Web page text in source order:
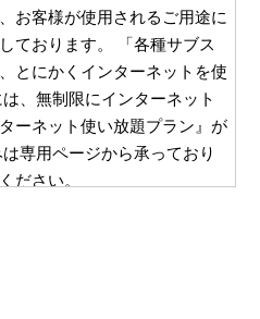
お客様が使用されるご用途に
ております。 「各種サブス
とにかくインターネットを使
、無制限にインターネット
ーネット使い放題プラン』が
専用ページから承っており
ださい。